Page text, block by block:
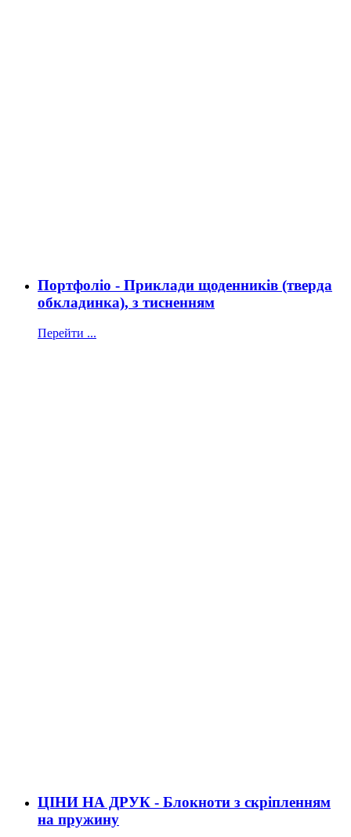
Портфоліо - Приклади щоденників (тверда
обкладинка), з тисненням
Перейти ...
ЦІНИ НА ДРУК - Блокноти з скріпленням
на пружину